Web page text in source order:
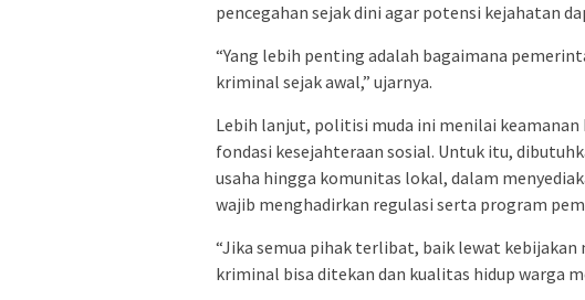
pencegahan sejak dini agar potensi kejahatan
“Yang lebih penting adalah bagaimana
kriminal sejak awal,” ujarnya.
Lebih lanjut, politisi muda ini menilai
fondasi kesejahteraan sosial. Untuk itu,
usaha hingga komunitas lokal, dalam
wajib menghadirkan regulasi serta program
“Jika semua pihak terlibat, baik lewat
kriminal bisa ditekan dan kualitas hidup warga